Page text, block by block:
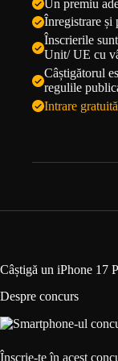
Un premiu
Înregistrare și
Înscrierile
Unit/ UE cu
Câștigătorul
regulile
Intrare
Câștigă un iPhone 17
Despre concurs
Înscrie-te în acest